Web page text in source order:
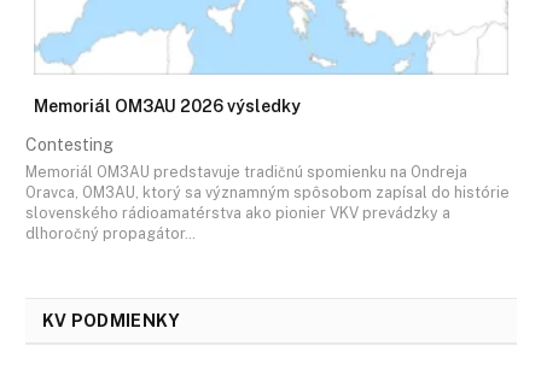
Memoriál OM3AU 2026 výsledky
Contesting
Memoriál OM3AU predstavuje tradičnú spomienku na Ondreja
Oravca, OM3AU, ktorý sa významným spôsobom zapísal do histórie
slovenského rádioamatérstva ako pionier VKV prevádzky a
dlhoročný propagátor…
KV PODMIENKY